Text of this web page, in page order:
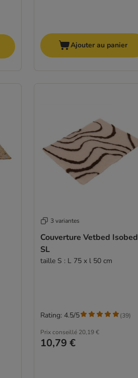
Ajouter au panier
3 variantes
Couverture Vetbed Isobed
SL
taille S : L 75 x l 50 cm
Prix conseillé 20,19 €
10,79 €
Rating: 4.5/5 (39)